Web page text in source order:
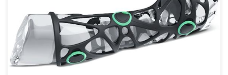
Distintas funcionalidad que se encuentran actualmente en la
práctica. El uso de las impresoras 3D en la Medicina se plantea […]